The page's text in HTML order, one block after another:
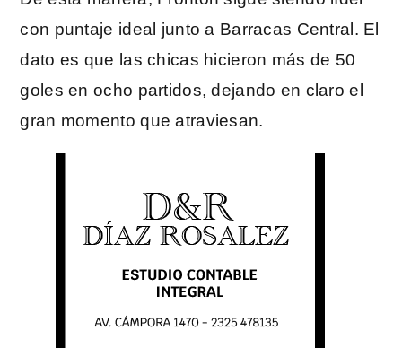
con puntaje ideal junto a Barracas Central. El
dato es que las chicas hicieron más de 50
goles en ocho partidos, dejando en claro el
gran momento que atraviesan.